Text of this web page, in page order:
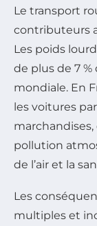
Le transport
contributeurs
Les poids
de plus de 7 %
mondiale. En
les voitures
pollution
de l’air et la
Les
multiples et